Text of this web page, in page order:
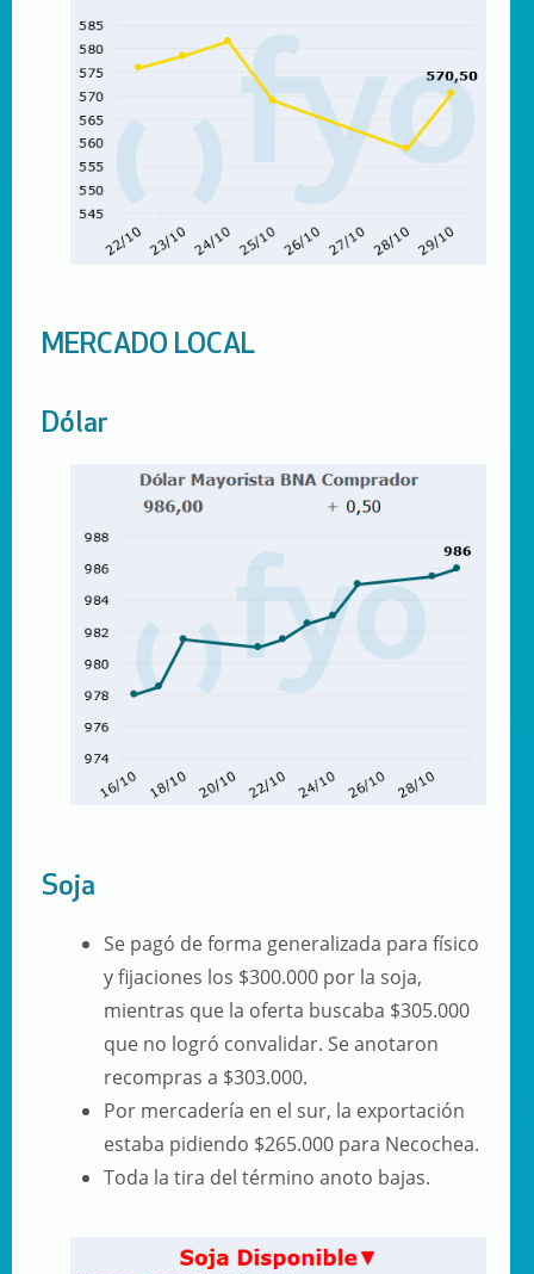
MERCADO LOCAL
Dólar
Soja
Se pagó de forma generalizada para físico
y fijaciones los $300.000 por la soja,
mientras que la oferta buscaba $305.000
que no logró convalidar. Se anotaron
recompras a $303.000.
Por mercadería en el sur, la exportación
estaba pidiendo $265.000 para Necochea.
Toda la tira del término anoto bajas.